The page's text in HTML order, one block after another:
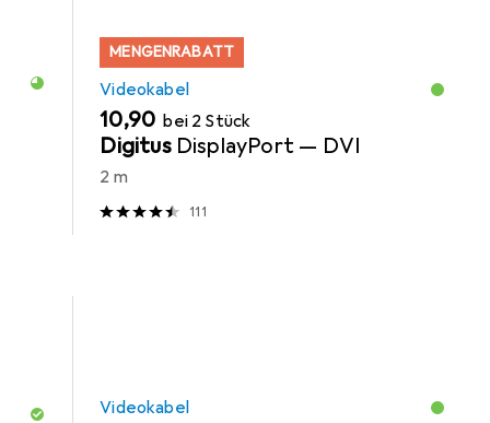
MENGENRABATT
Videokabel
EUR
10,90 bei 2 Stück
Digitus DisplayPort — DVI
2 m
111
Videokabel